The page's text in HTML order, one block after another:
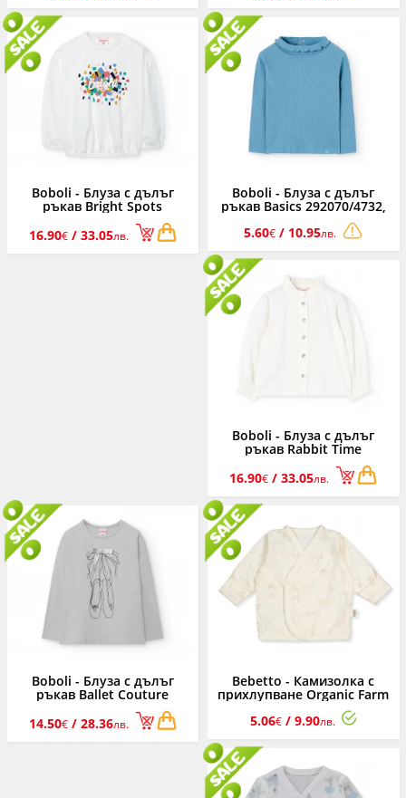
Boboli - Блуза с дълъг
ръкав Bright Spots
202082/1111, момиче, 12
м.-6 г.
16.90€/ 33.05лв.
Boboli - Блуза с дълъг
ръкав Basics 292070/4732,
момиче, 12 м.-6 г.
5.60€ / 10.95лв.
Boboli - Блуза с дълъг
ръкав Rabbit Time
702010/1111, момиче, 2-8 г.
16.90€ / 33.05лв.
Boboli - Блуза с дълъг
ръкав Ballet Couture
722045/8146, момиче, 6-12
г.
14.50€/ 28.36лв.
Bebetto - Камизолка с
прихлупване Organic Farm
T3832, унисекс, 0-3 м.
5.06€/ 9.90лв.